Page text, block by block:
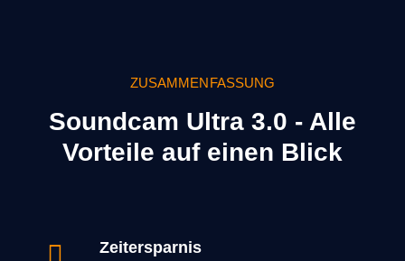
ZUSAMMENFASSUNG
Soundcam Ultra 3.0 - Alle
Vorteile auf einen Blick
Zeitersparnis